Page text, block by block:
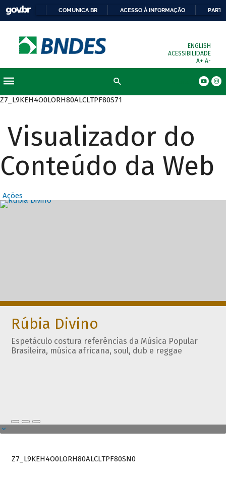
COMUNICA BR ACESSO À INFORMAÇÃO
ENGLISH
ACESSIBILIDADE
A+ A-
Z7_L9KEH4O0LORH80ALCLTPF80S71
Visualizador do
Conteúdo da Web
Ações
Destaques
Rúbia Divino
Espetáculo costura referências da Música Popular
Brasileira, música africana, soul, dub e reggae
Z7_L9KEH4O0LORH80ALCLTPF80SN0